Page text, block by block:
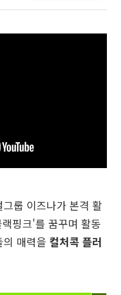
룹 이즈나가 본격 활
핑크'를 꿈꾸며 활동
매력을 컬처콕 플러